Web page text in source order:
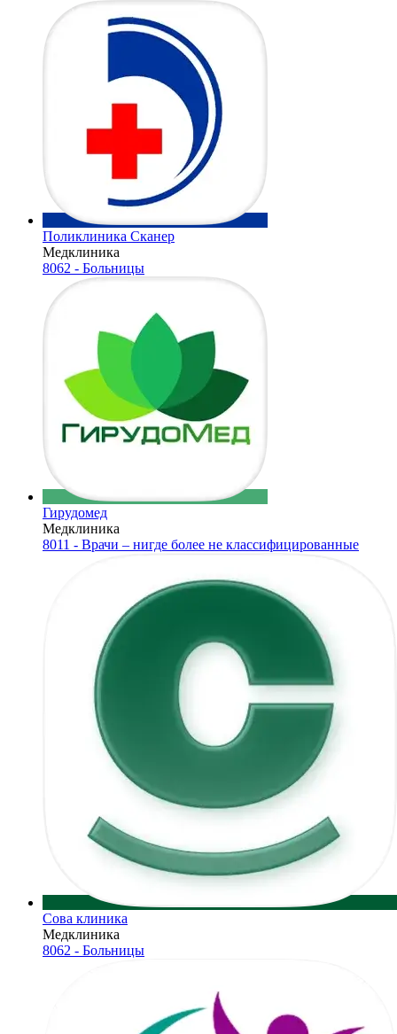
Поликлиника Сканер
Медклиника
8062 - Больницы
Гирудомед
Медклиника
8011 - Врачи – нигде более не классифицированные
Сова клиника
Медклиника
8062 - Больницы